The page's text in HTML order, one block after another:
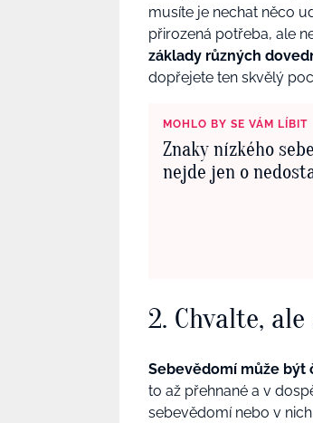
musíte je nechat něco
přirozená potřeba, ale
základy různých
dopřejete ten skvělý
MOHLO BY SE VÁM LÍBIT
Znaky nízkého
nejde jen o
2. Chvalte,
Sebevědomí může být
to až přehnané a v
sebevědomí nebo v